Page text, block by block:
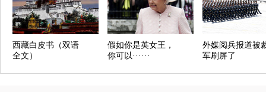
西藏白皮书（双语
全文）
假如你是英女王，
你可以······
外媒阅兵报道被
军刷屏了